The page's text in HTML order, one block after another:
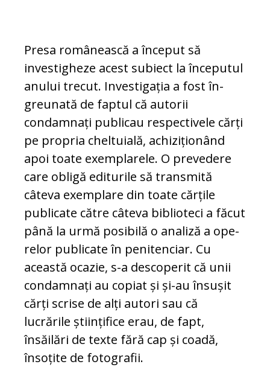
Presa românească a început să
investigheze acest su­bi­ect la începutul
anului tre­cut. Investigația a fost în­
greu­nată de faptul că autorii
condamnați publicau respectivele cărți
pe propria chel­tuială, achiziționând
apoi toate exem­pl­a­rele. O prevedere
care obligă editurile să trans­mită
câteva exemplare din toate căr­țile
publicate către câteva biblioteci a fă­cut
până la urmă posibilă o analiză a ope­
re­lor publicate în penitenciar. Cu
această ocazie, s-a descoperit că unii
condamnați au copiat și și-au însușit
cărți scrise de alți autori sau că
lucrările științifice erau, de fapt,
însăilări de texte fără cap și coadă,
însoțite de fotografii.